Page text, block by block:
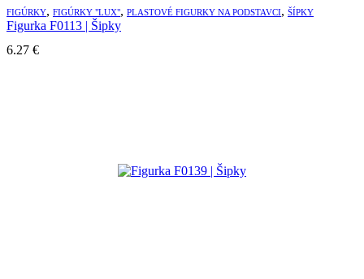
FIGÚRKY, FIGÚRKY "LUX", PLASTOVÉ FIGURKY NA PODSTAVCI, ŠÍPKY
Figurka F0113 | Šipky
6.27 €